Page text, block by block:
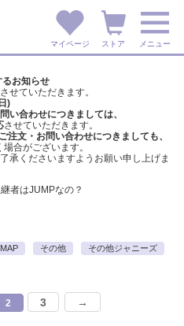
マイページ ストア メニュー
お知らせ
せていただきます。
)
い合わせにつきましては、
させていただきます。
注文・ お問い合わせにつきましても、
合がございます。
承くださいますようお願い申し上げま
者はJUMPなの？
その他
その他ジャニーズ
2 3 →